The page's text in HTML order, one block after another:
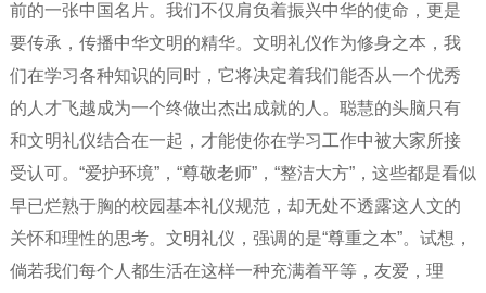
前的一张中国名片。我们不仅肩负着振兴中华的使命，更是
要传承，传播中华文明的精华。文明礼仪作为修身之本，我
们在学习各种知识的同时，它将决定着我们能否从一个优秀
的人才飞越成为一个终做出杰出成就的人。聪慧的头脑只有
和文明礼仪结合在一起，才能使你在学习工作中被大家所接
受认可。“爱护环境”，“尊敬老师”，“整洁大方”，这些都是看似
早已烂熟于胸的校园基本礼仪规范，却无处不透露这人文的
关怀和理性的思考。文明礼仪，强调的是“尊重之本”。试想，
倘若我们每个人都生活在这样一种充满着平等，友爱，理